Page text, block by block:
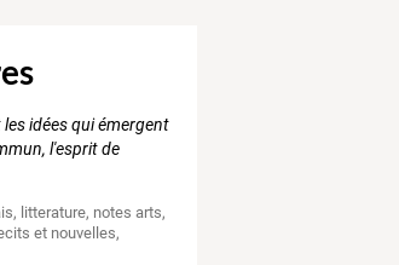
les idées qui émergent
l'esprit de
, litterature, notes arts,
et nouvelles,